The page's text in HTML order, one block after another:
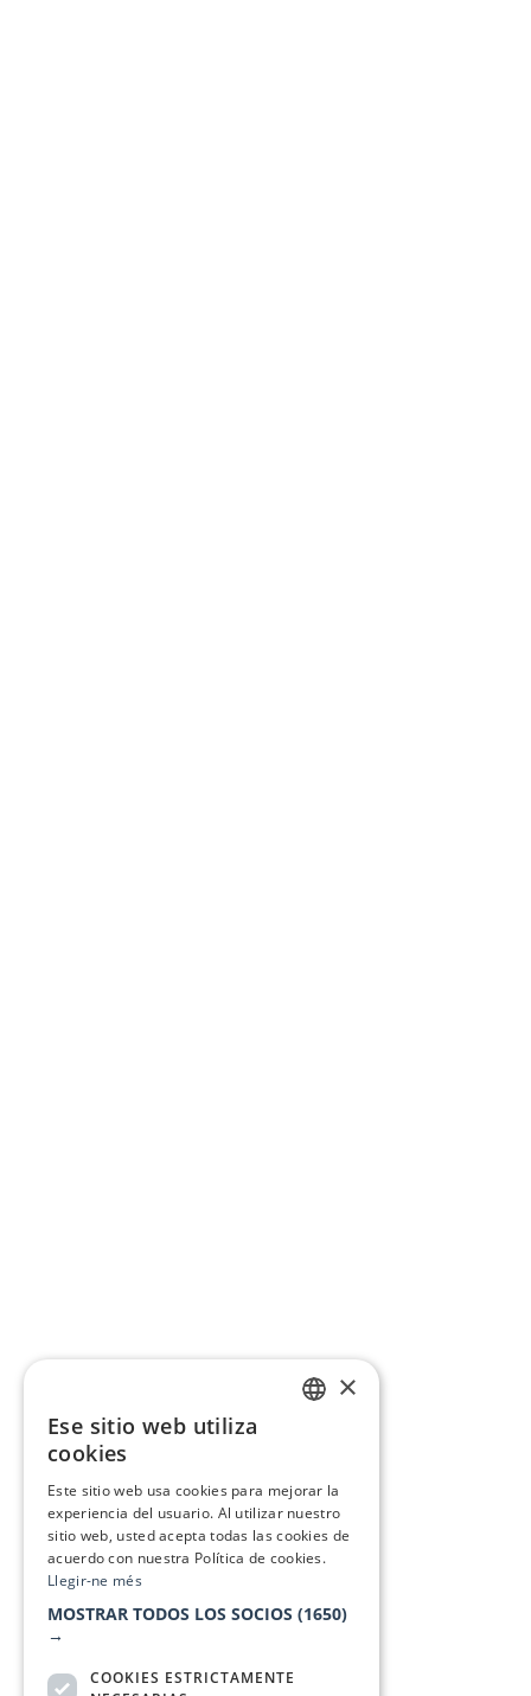
×
Ese sitio web utiliza
cookies
Este sitio web usa cookies para mejorar la
experiencia del usuario. Al utilizar nuestro
sitio web, usted acepta todas las cookies de
acuerdo con nuestra Política de cookies.
Llegir-ne més
MOSTRAR TODOS LOS SOCIOS (1650)
→
COOKIES ESTRICTAMENTE